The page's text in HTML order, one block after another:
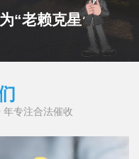
“老赖克星”
专注合法催收